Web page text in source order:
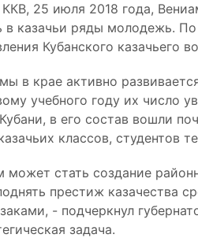
25 июля 2018 года,
в казачьи ряды молодежь.
Кубанского казачьего
в крае активно
учебного году их число
в его состав вошли
классов, студентов
стать создание
престиж казачества
- подчеркнул
задача.